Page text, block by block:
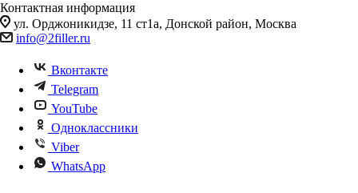
Контактная информация
ул. Орджоникидзе, 11 ст1а, Донской район, Москва
info@2filler.ru
Вконтакте
Telegram
YouTube
Одноклассники
Viber
WhatsApp